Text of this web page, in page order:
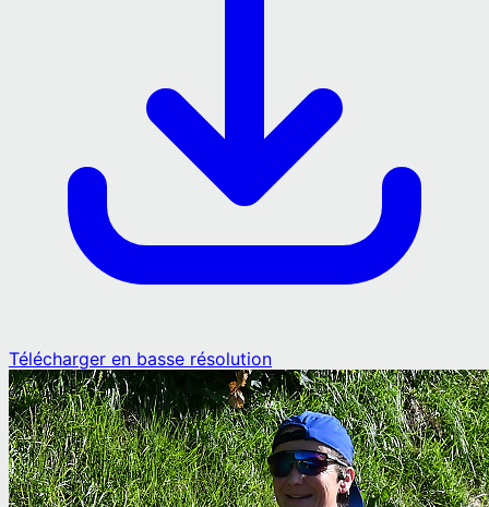
Télécharger en basse résolution